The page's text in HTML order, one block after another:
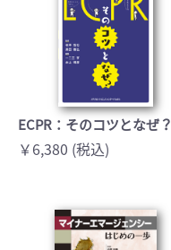
ECPR：そのコツとなぜ？
￥6,380 (税込)